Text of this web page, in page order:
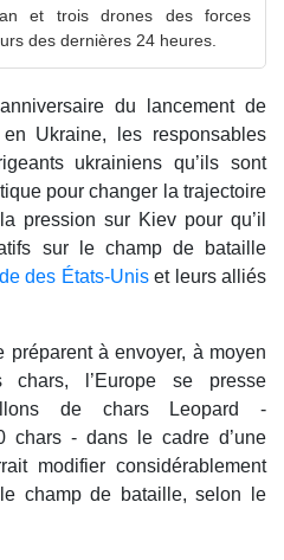
et trois drones des forces
des dernières 24 heures.
du lancement de
en Ukraine, les responsables
ukrainiens qu’ils sont
pour changer la trajectoire
pression sur Kiev pour qu’il
sur le champ de bataille
des États-Uniset leurs alliés
à envoyer, à moyen
l’Europe se presse
de chars Leopard -
chars - dans le cadre d’une
modifier considérablement
champ de bataille, selon le